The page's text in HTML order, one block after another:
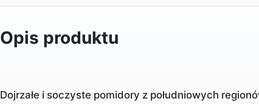
Opis produktu
Dojrzałe i soczyste pomidory z południowych